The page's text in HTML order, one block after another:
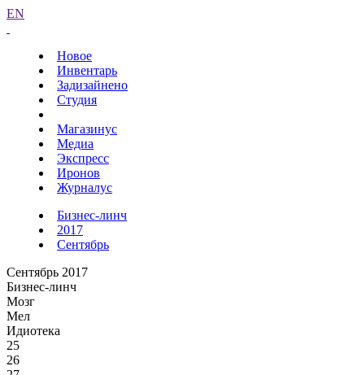
EN
Новое
Инвентарь
Задизайнено
Студия
Магазинус
Медиа
Экспресс
Иронов
Журналус
Бизнес-линч
2017
Сентябрь
Сентябрь 2017
Бизнес-линч
Мозг
Мел
Идиотека
25
26